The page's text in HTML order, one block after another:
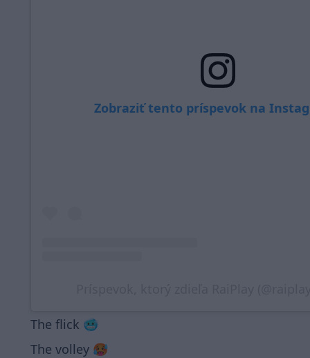
Zobraziť tento príspevok na
The flick 🥶
The volley 🥵